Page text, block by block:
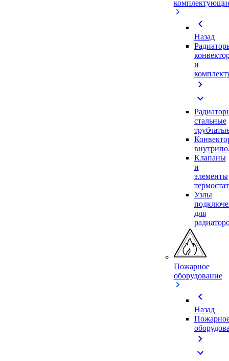
chevron_left
Назад
и
chevron_right
expand_more
стальные
Клапаны
и
элементы
Узлы
для
Пожарное
оборудование
chevron_left
Назад
chevron_right
expand_more